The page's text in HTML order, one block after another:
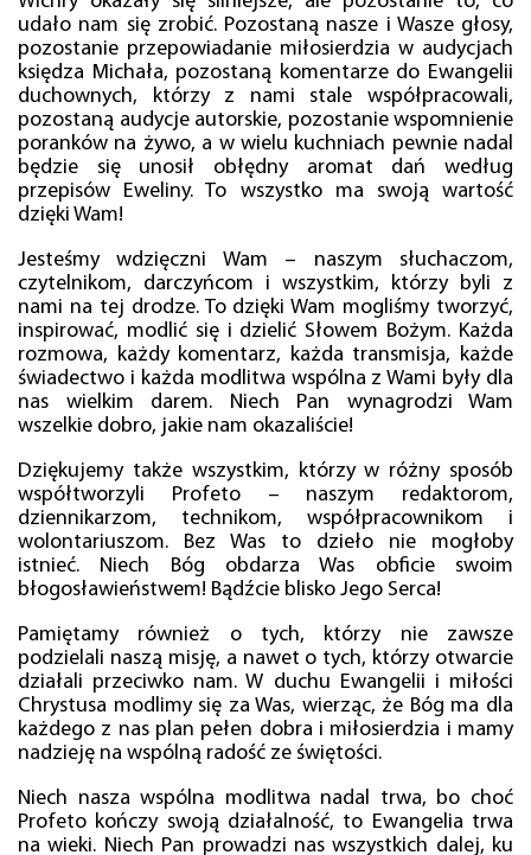
udało nam się zrobić. Pozostaną nasze i Wasze głosy,
pozostanie przepowiadanie miłosierdzia w audycjach
księdza Michała, pozostaną komentarze do Ewangelii
duchownych, którzy z nami stale współpracowali,
pozostaną audycje autorskie, pozostanie wspomnienie
poranków na żywo, a w wielu kuchniach pewnie nadal
będzie się unosił obłędny aromat dań według
przepisów Eweliny. To wszystko ma swoją wartość
dzięki Wam!
Jesteśmy wdzięczni Wam – naszym słuchaczom,
czytelnikom, darczyńcom i wszystkim, którzy byli z
nami na tej drodze. To dzięki Wam mogliśmy tworzyć,
inspirować, modlić się i dzielić Słowem Bożym. Każda
rozmowa, każdy komentarz, każda transmisja, każde
świadectwo i każda modlitwa wspólna z Wami były dla
nas wielkim darem. Niech Pan wynagrodzi Wam
wszelkie dobro, jakie nam okazaliście!
Dziękujemy także wszystkim, którzy w różny sposób
współtworzyli Profeto – naszym redaktorom,
dziennikarzom, technikom, współpracownikom i
wolontariuszom. Bez Was to dzieło nie mogłoby
istnieć. Niech Bóg obdarza Was obficie swoim
błogosławieństwem! Bądźcie blisko Jego Serca!
Pamiętamy również o tych, którzy nie zawsze
podzielali naszą misję, a nawet o tych, którzy otwarcie
działali przeciwko nam. W duchu Ewangelii i miłości
Chrystusa modlimy się za Was, wierząc, że Bóg ma dla
każdego z nas plan pełen dobra i miłosierdzia i mamy
nadzieję na wspólną radość ze świętości.
Niech nasza wspólna modlitwa nadal trwa, bo choć
Profeto kończy swoją działalność, to Ewangelia trwa
na wieki. Niech Pan prowadzi nas wszystkich dalej, ku